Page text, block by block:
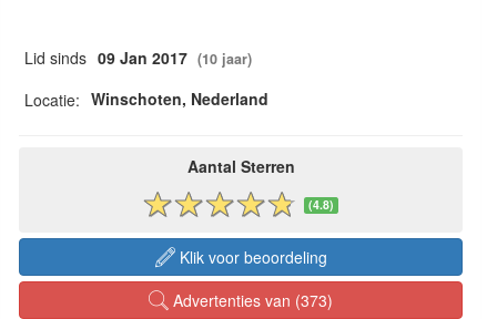
Lid sinds 09 Jan 2017 (10 jaar)
Locatie: Winschoten, Nederland
Aantal Sterren
(4.8)
Klik voor beoordeling
Advertenties van (373)